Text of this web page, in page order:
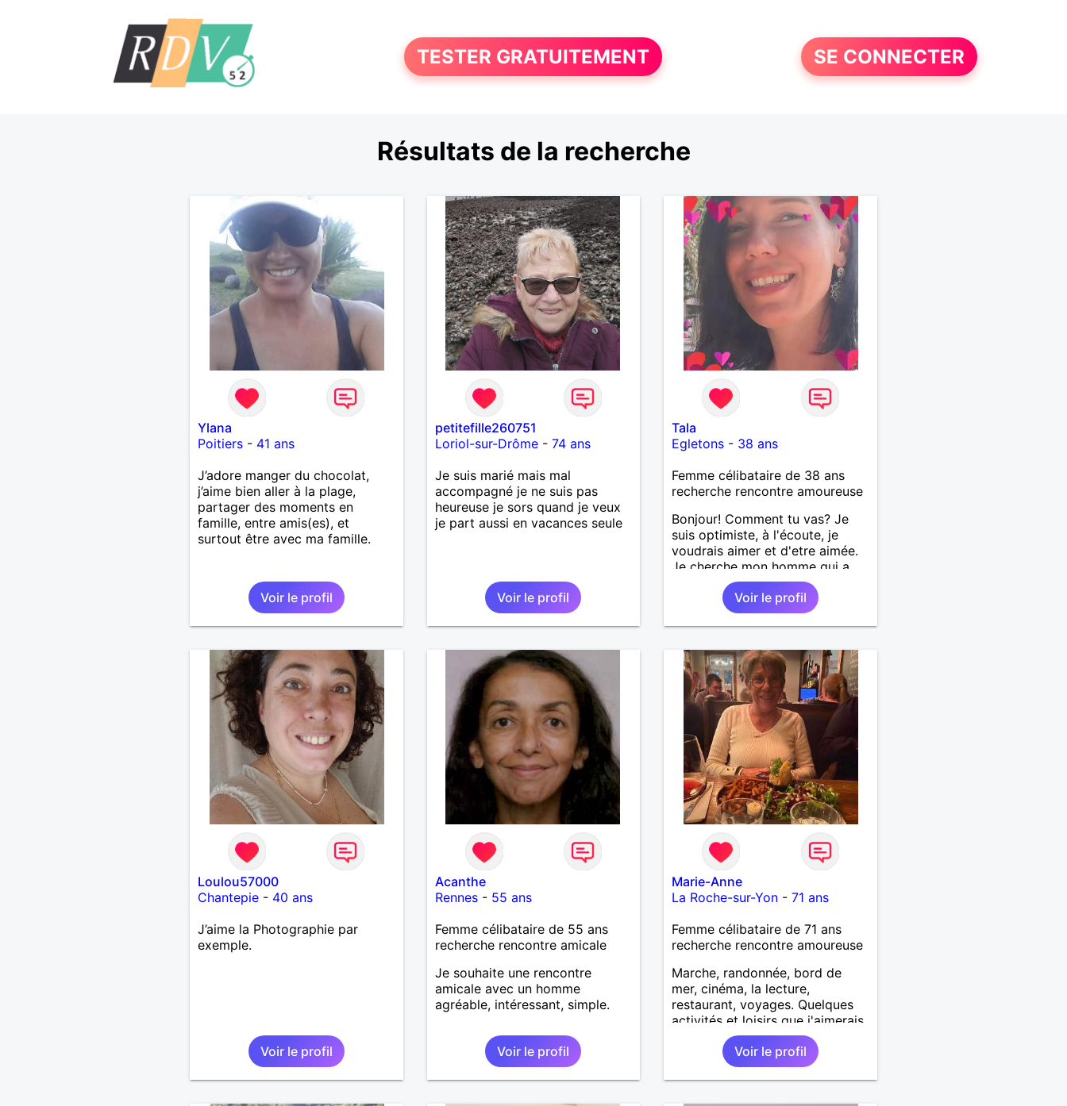
TESTER GRATUITEMENT SE CONNECTER
Résultats de la recherche
Ylana
Poitiers- 41 ans
J’adore manger du chocolat,
j’aime bien aller à la plage,
partager des moments en
famille, entre amis(es), et
surtout être avec ma famille.
Voir le profil
petitefille260751
Loriol-sur-Drôme- 74 ans
Je suis marié mais mal
accompagné je ne suis pas
heureuse je sors quand je veux
je part aussi en vacances seule
Voir le profil
Tala
Egletons - 38 ans
Femme célibataire de 38 ans
recherche rencontre amoureuse
Bonjour! Comment tu vas? Je
suis optimiste, à l'écoute, je
voudrais aimer et d'etre aimée.
Je cherche mon homme qui a
38-48 ans. Aussi en Correse en
préférence ou dans son alentour
vu que je travaille en CDI et je
ne peux pas souvent voyager
monde.
Voir le profil
Loulou57000
Chantepie- 40 ans
J’aime la Photographie par
exemple.
Voir le profil
Acanthe
Rennes- 55 ans
Femme célibataire de 55 ans
recherche rencontre amicale
Je souhaite une rencontre
amicale avec un homme
agréable, intéressant, simple.
Voir le profil
Marie-Anne
La Roche-sur-Yon -71 ans
Femme célibataire de 71 ans
recherche rencontre amoureuse
Marche, randonnée, bord de
mer, cinéma, la lecture,
restaurant, voyages. Quelques
activités et loisirs que j'aimerais
partager ainsi que les vôtres.
Recevoir mes enfants, mes
petits-enfants et mes amis.
Bénévolat auprès des enfants à
Voir le profil